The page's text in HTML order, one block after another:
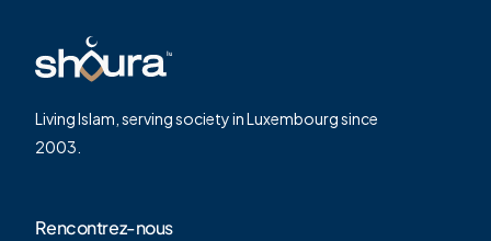
Living Islam, serving society in Luxembourg since
2003.
Rencontrez-nous